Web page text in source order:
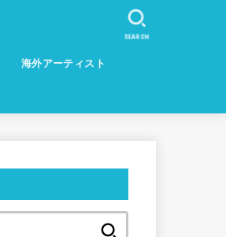
海外アーティスト
SEARCH